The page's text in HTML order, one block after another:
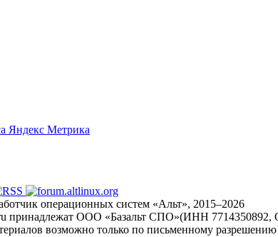
Яндекс Метрика
операционных систем «Альт», 2015–2026
принадлежат ООО «Базальт СПО»(ИНН 7714350892,
возможно только по письменному разрешению